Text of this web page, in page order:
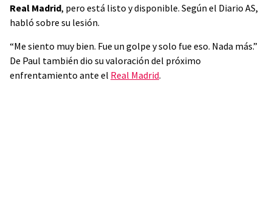
Real Madrid, pero está listo y disponible. Según el Diario AS,
habló sobre su lesión.
“Me siento muy bien. Fue un golpe y solo fue eso. Nada más.”
De Paul también dio su valoración del próximo
enfrentamiento ante el Real Madrid.